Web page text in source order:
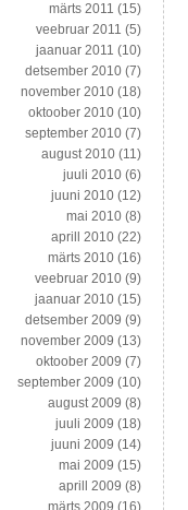
märts 2011 (15)
veebruar 2011 (5)
jaanuar 2011 (10)
detsember 2010 (7)
november 2010 (18)
oktoober 2010 (10)
september 2010 (7)
august 2010 (11)
juuli 2010 (6)
juuni 2010 (12)
mai 2010 (8)
aprill 2010 (22)
märts 2010 (16)
veebruar 2010 (9)
jaanuar 2010 (15)
detsember 2009 (9)
november 2009 (13)
oktoober 2009 (7)
september 2009 (10)
august 2009 (8)
juuli 2009 (18)
juuni 2009 (14)
mai 2009 (15)
aprill 2009 (8)
märts 2009 (16)